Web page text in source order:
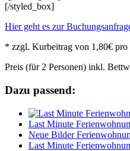
[/styled_box]
Hier geht es zur
* zzgl. Kurbeitrag von 1,80€ pro
Preis (für 2 Personen) inkl.
Dazu passend:
Last Minute
Neue Bilder
Last Minute